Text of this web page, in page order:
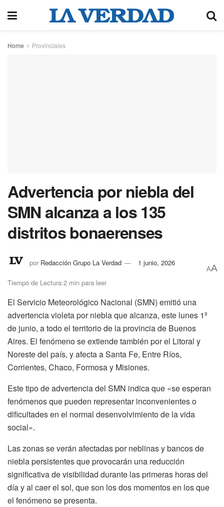
Home Provinciales
Advertencia por niebla del
SMN alcanza a los 135
distritos bonaerenses
por Redacción Grupo La Verdad 1 junio, 2026
Tiempo de Lectura:2 min para leer
AA
El Servicio Meteorológico Nacional (SMN) emitió una
advertencia violeta por niebla que alcanza, este lunes 1º
de junio, a todo el territorio de la provincia de Buenos
Aires. El fenómeno se extiende también por el Litoral y
Noreste del país, y afecta a Santa Fe, Entre Ríos,
Corrientes, Chaco, Formosa y Misiones.
Este tipo de advertencia del SMN indica que «se esperan
fenómenos que pueden representar inconvenientes o
dificultades en el normal desenvolvimiento de la vida
social».
Las zonas se verán afectadas por neblinas y bancos de
niebla persistentes que provocarán una reducción
significativa de visibilidad durante las primeras horas del
día y al caer el sol, que son los dos momentos en los que
el fenómeno se presenta.